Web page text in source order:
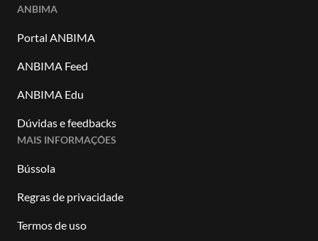
ANBIMA
Portal ANBIMA
ANBIMA Feed
ANBIMA Edu
Dúvidas e feedbacks
MAIS INFORMAÇÕES
Bússola
Regras de privacidade
Termos de uso